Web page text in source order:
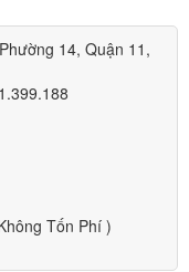
14, Quận 11,
Tốn Phí )